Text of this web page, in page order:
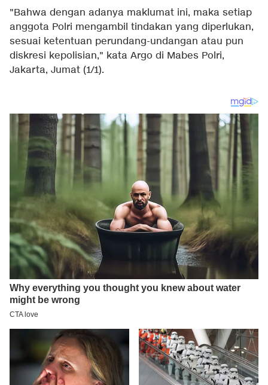
"Bahwa dengan adanya maklumat ini, maka setiap
anggota Polri mengambil tindakan yang diperlukan,
sesuai ketentuan perundang-undangan atau pun
diskresi kepolisian," kata Argo di Mabes Polri,
Jakarta, Jumat (1/1).